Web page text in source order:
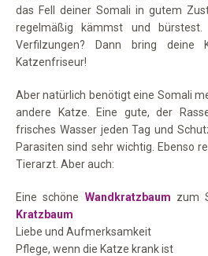
das Fell deiner Somali in gutem
regelmäßig kämmst und
Verfilzungen? Dann bring
Katzenfriseur!
Aber natürlich benötigt eine Somali
andere Katze. Eine gute, der
frisches Wasser jeden Tag und
Parasiten sind sehr wichtig. Ebenso
Tierarzt. Aber auch:
Eine schöne Wandkratzbaum zum
Kratzbaum
Liebe und Aufmerksamkeit
Pflege, wenn die Katze krank ist